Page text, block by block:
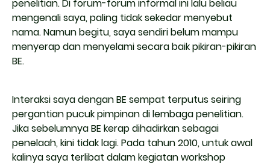
penelitian. Di forum-forum informal ini lalu beliau
mengenali saya, paling tidak sekedar menyebut
nama. Namun begitu, saya sendiri belum mampu
menyerap dan menyelami secara baik pikiran-pikiran
BE.
Interaksi saya dengan BE sempat terputus seiring
pergantian pucuk pimpinan di lembaga penelitian.
Jika sebelumnya BE kerap dihadirkan sebagai
penelaah, kini tidak lagi. Pada tahun 2010, untuk awal
kalinya saya terlibat dalam kegiatan workshop